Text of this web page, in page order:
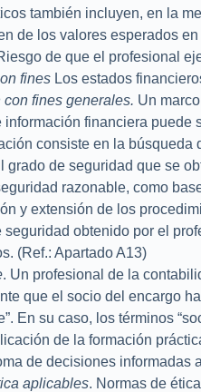
también incluyen, en la
de los valores esperados
de que el profesional
fines Los estados
fines generales. Un
información financiera
consiste en la búsqueda
grado de seguridad que se
razonable, como
y extensión de los
obtenido por el
(Ref.: Apartado A13)
. Un profesional de la
que el socio del encargo
En su caso, los términos
de la formación
de decisiones
aplicables. Normas de